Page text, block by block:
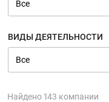
ВИДЫ ДЕЯТЕЛЬНОСТИ
Найдено 143 компании